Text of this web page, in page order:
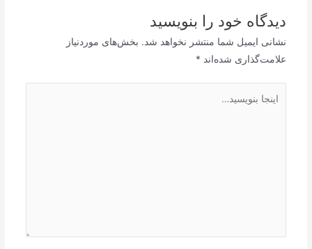
دیدگاه‌ خود را بنویسید
نشانی ایمیل شما منتشر نخواهد شد. بخش‌های موردنیاز
علامت‌گذاری شده‌اند *
بنویسید…